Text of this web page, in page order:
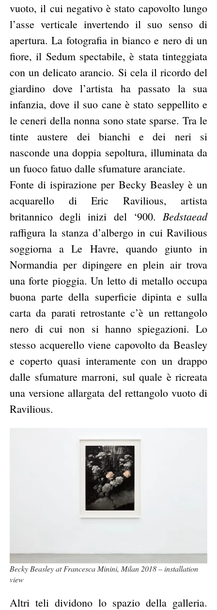
vuoto, il cui negativo è stato capovolto lungo
l’asse verticale invertendo il suo senso di
apertura. La fotografia in bianco e nero di un
fiore, il Sedum spectabile, è stata tinteggiata
con un delicato arancio. Si cela il ricordo del
giardino dove l’artista ha passato la sua
infanzia, dove il suo cane è stato seppellito e
le ceneri della nonna sono state sparse. Tra le
tinte austere dei bianchi e dei neri si
nasconde una doppia sepoltura, illuminata da
un fuoco fatuo dalle sfumature aranciate.
Fonte di ispirazione per Becky Beasley è un
acquarello di Eric Ravilious, artista
britannico degli inizi del ‘900. Bedstaead
raffigura la stanza d’albergo in cui Ravilious
soggiorna a Le Havre, quando giunto in
Normandia per dipingere en plein air trova
una forte pioggia. Un letto di metallo occupa
buona parte della superficie dipinta e sulla
carta da parati retrostante c’è un rettangolo
nero di cui non si hanno spiegazioni. Lo
stesso acquerello viene capovolto da Beasley
e coperto quasi interamente con un drappo
dalle sfumature marroni, sul quale è ricreata
una versione allargata del rettangolo vuoto di
Ravilious.
Becky Beasley at Francesca Minini, Milan 2018 – installation
view
Altri teli dividono lo spazio della galleria.